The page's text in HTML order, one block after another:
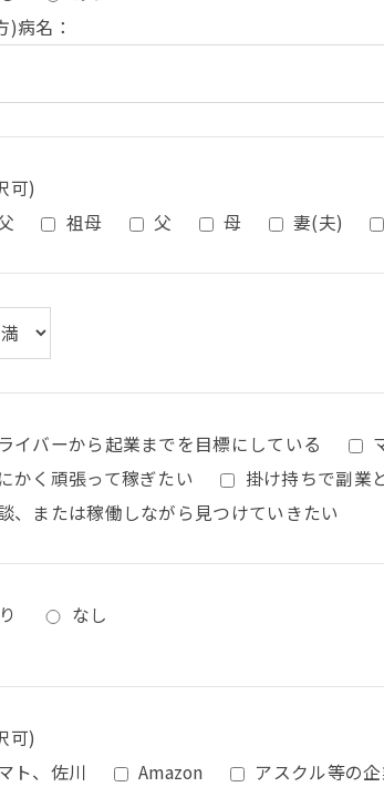
)病名：
可)
祖母 父 母 妻(夫)
イバーから起業までを目標にしている
かく頑張って稼ぎたい
掛け持ちで副業
、または稼働しながら見つけていきたい
なし
可)
ト、佐川
Amazon アスクル等の